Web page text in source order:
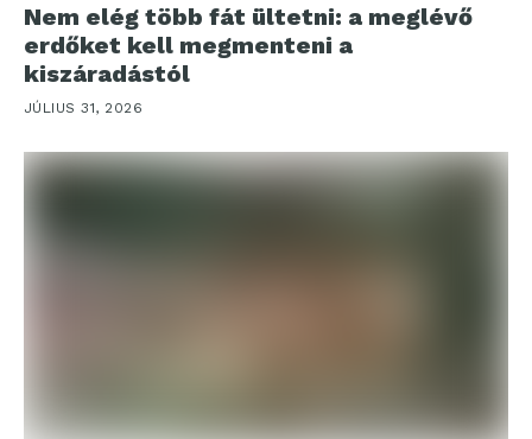
Nem elég több fát ültetni: a meglévő
erdőket kell megmenteni a
kiszáradástól
JÚLIUS 31, 2026